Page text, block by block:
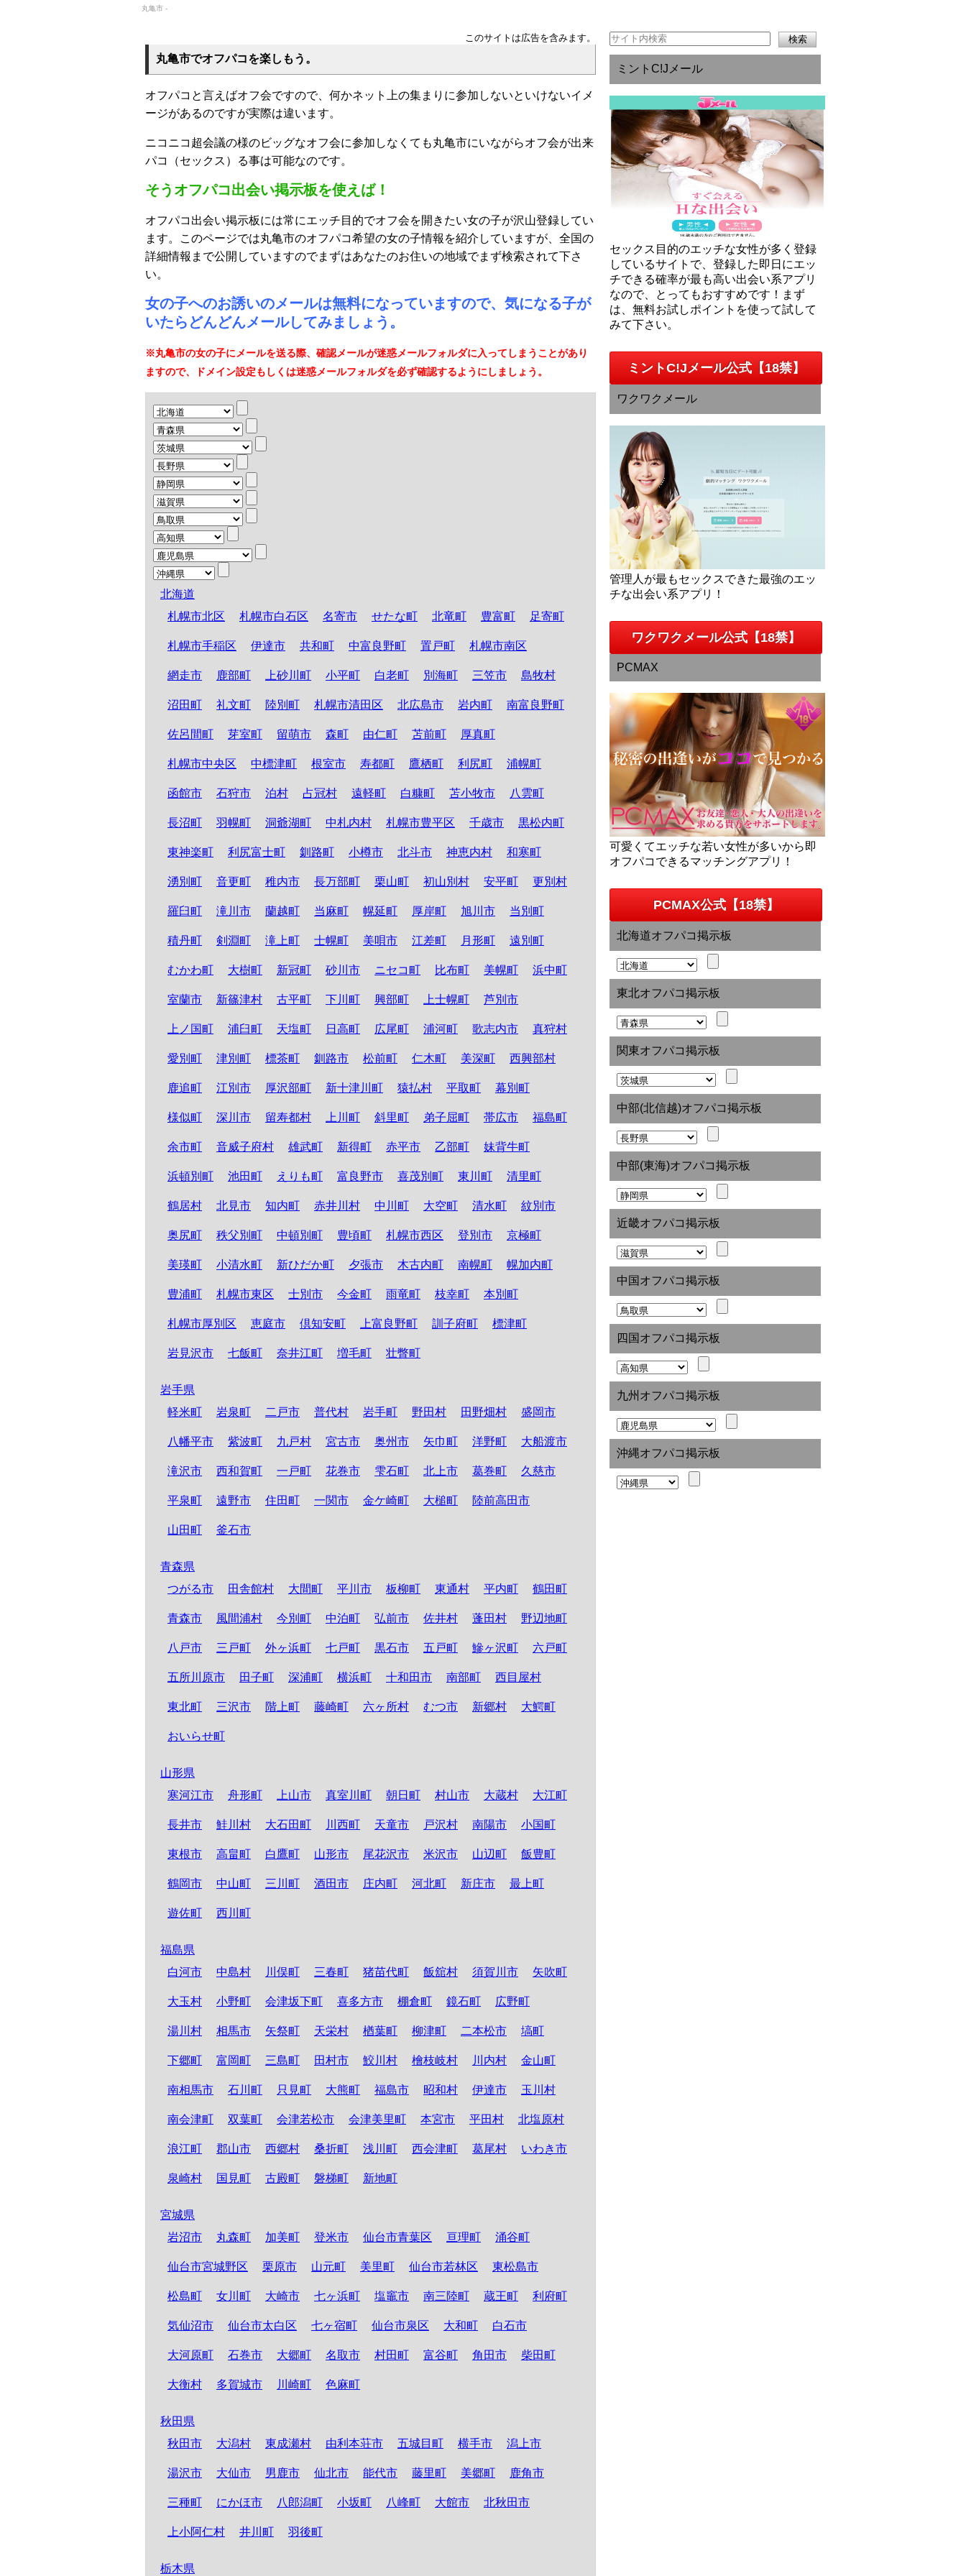
丸亀市 -
このサイトは広告を含みます。
丸亀市でオフパコを楽しもう。
オフパコと言えばオフ会ですので、何かネット上の集まりに参加しないといけないイメ
ージがあるのですが実際は違います。
ニコニコ超会議の様のビッグなオフ会に参加しなくても丸亀市にいながらオフ会が出来
パコ（セックス）る事は可能なのです。
そうオフパコ出会い掲示板を使えば！
オフパコ出会い掲示板には常にエッチ目的でオフ会を開きたい女の子が沢山登録してい
ます。このページでは丸亀市のオフパコ希望の女の子情報を紹介していますが、全国の
詳細情報まで公開していますのでまずはあなたのお住いの地域でまず検索されて下さ
い。
女の子へのお誘いのメールは無料になっていますので、気になる子が
いたらどんどんメールしてみましょう。
※丸亀市の女の子にメールを送る際、確認メールが迷惑メールフォルダに入ってしまうことがあり
ますので、ドメイン設定もしくは迷惑メールフォルダを必ず確認するようにしましょう。
北海道
札幌市北区
札幌市白石区 名寄市 せたな町 北竜町 豊富町 足寄町
札幌市手稲区 伊達市 共和町 中富良野町 置戸町 札幌市南区
網走市 鹿部町 上砂川町 小平町 白老町 別海町 三笠市 島牧村
沼田町 礼文町 陸別町 札幌市清田区 北広島市 岩内町 南富良野町
佐呂間町 芽室町 留萌市 森町 由仁町 苫前町 厚真町
札幌市中央区 中標津町 根室市 寿都町 鷹栖町 利尻町 浦幌町
函館市 石狩市 泊村 占冠村 遠軽町 白糠町 苫小牧市 八雲町
長沼町 羽幌町 洞爺湖町 中札内村 札幌市豊平区 千歳市 黒松内町
東神楽町 利尻富士町 釧路町 小樽市 北斗市 神恵内村 和寒町
湧別町 音更町 稚内市 長万部町 栗山町 初山別村 安平町 更別村
羅臼町 滝川市 蘭越町 当麻町 幌延町 厚岸町 旭川市 当別町
積丹町 剣淵町 滝上町 士幌町 美唄市 江差町 月形町 遠別町
むかわ町 大樹町 新冠町 砂川市 ニセコ町 比布町 美幌町 浜中町
室蘭市 新篠津村 古平町 下川町 興部町 上士幌町 芦別市
上ノ国町 浦臼町 天塩町 日高町 広尾町 浦河町 歌志内市 真狩村
愛別町 津別町 標茶町 釧路市 松前町 仁木町 美深町 西興部村
鹿追町 江別市 厚沢部町 新十津川町 猿払村 平取町 幕別町
様似町 深川市 留寿都村 上川町 斜里町 弟子屈町 帯広市 福島町
余市町 音威子府村 雄武町 新得町 赤平市 乙部町 妹背牛町
浜頓別町 池田町 えりも町 富良野市 喜茂別町 東川町 清里町
鶴居村 北見市 知内町 赤井川村 中川町 大空町 清水町 紋別市
奥尻町 秩父別町 中頓別町 豊頃町 札幌市西区 登別市 京極町
美瑛町 小清水町 新ひだか町 夕張市 木古内町 南幌町 幌加内町
豊浦町 札幌市東区 士別市 今金町 雨竜町 枝幸町 本別町
札幌市厚別区 恵庭市 倶知安町 上富良野町 訓子府町 標津町
岩見沢市 七飯町 奈井江町 増毛町 壮瞥町
岩手県
軽米町
岩泉町 二戸市 普代村 岩手町 野田村 田野畑村 盛岡市
八幡平市 紫波町 九戸村 宮古市 奥州市 矢巾町 洋野町 大船渡市
滝沢市 西和賀町 一戸町 花巻市 雫石町 北上市 葛巻町 久慈市
平泉町 遠野市 住田町 一関市 金ケ崎町 大槌町 陸前高田市
山田町 釜石市
青森県
つがる市
田舎館村 大間町 平川市 板柳町 東通村 平内町 鶴田町
青森市 風間浦村 今別町 中泊町 弘前市 佐井村 蓬田村 野辺地町
八戸市 三戸町 外ヶ浜町 七戸町 黒石市 五戸町 鰺ヶ沢町 六戸町
五所川原市 田子町 深浦町 横浜町 十和田市 南部町 西目屋村
東北町 三沢市 階上町 藤崎町 六ヶ所村 むつ市 新郷村 大鰐町
おいらせ町
山形県
寒河江市
舟形町 上山市 真室川町 朝日町 村山市 大蔵村 大江町
長井市 鮭川村 大石田町 川西町 天童市 戸沢村 南陽市 小国町
東根市 高畠町 白鷹町 山形市 尾花沢市 米沢市 山辺町 飯豊町
鶴岡市 中山町 三川町 酒田市 庄内町 河北町 新庄市 最上町
遊佐町 西川町
福島県
白河市
中島村 川俣町 三春町 猪苗代町 飯舘村 須賀川市 矢吹町
大玉村 小野町 会津坂下町 喜多方市 棚倉町 鏡石町 広野町
湯川村 相馬市 矢祭町 天栄村 楢葉町 柳津町 二本松市 塙町
下郷町 富岡町 三島町 田村市 鮫川村 檜枝岐村 川内村 金山町
南相馬市 石川町 只見町 大熊町 福島市 昭和村 伊達市 玉川村
南会津町 双葉町 会津若松市 会津美里町 本宮市 平田村 北塩原村
浪江町 郡山市 西郷村 桑折町 浅川町 西会津町 葛尾村 いわき市
泉崎村 国見町 古殿町 磐梯町 新地町
宮城県
岩沼市
丸森町 加美町 登米市 仙台市青葉区 亘理町 涌谷町
仙台市宮城野区 栗原市 山元町 美里町 仙台市若林区 東松島市
松島町 女川町 大崎市 七ヶ浜町 塩竈市 南三陸町 蔵王町 利府町
気仙沼市 仙台市太白区 七ヶ宿町 仙台市泉区 大和町 白石市
大河原町 石巻市 大郷町 名取市 村田町 富谷町 角田市 柴田町
大衡村 多賀城市 川崎町 色麻町
秋田県
秋田市
大潟村 東成瀬村 由利本荘市 五城目町 横手市 潟上市
湯沢市 大仙市 男鹿市 仙北市 能代市 藤里町 美郷町 鹿角市
三種町 にかほ市 八郎潟町 小坂町 八峰町 大館市 北秋田市
上小阿仁村 井川町 羽後町
栃木県
ミントC!Jメール
セックス目的のエッチな女性が多く登録
しているサイトで、登録した即日にエッ
チできる確率が最も高い出会い系アプリ
なので、とってもおすすめです！まず
は、無料お試しポイントを使って試して
みて下さい。
ミントC!Jメール公式【18禁】
ワクワクメール
管理人が最もセックスできた最強のエッ
チな出会い系アプリ！
ワクワクメール公式【18禁】
PCMAX
可愛くてエッチな若い女性が多いから即
オフパコできるマッチングアプリ！
PCMAX公式【18禁】
北海道オフパコ掲示板
東北オフパコ掲示板
関東オフパコ掲示板
中部(北信越)オフパコ掲示板
中部(東海)オフパコ掲示板
近畿オフパコ掲示板
中国オフパコ掲示板
四国オフパコ掲示板
九州オフパコ掲示板
沖縄オフパコ掲示板